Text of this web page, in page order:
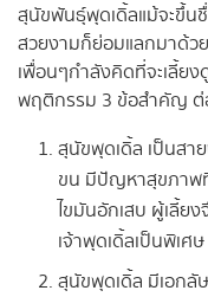
สุนัขพันธุ์พุดเดิ้ลแม้จะขึ้น
สวยงามก็ย่อมแลกมาด้ว
เพื่อนๆกำลังคิดที่จะเลี้ย
พฤติกรรม 3 ข้อสำคัญ ต่
สุนัขพุดเดิ้ล เป็นสา
ขน มีปัญหาสุขภาพ
ไขมันอักเสบ ผู้เลี้ย
เจ้าพุดเดิ้ลเป็นพิเศษ
สุนัขพุดเดิ้ล มีเอกลั